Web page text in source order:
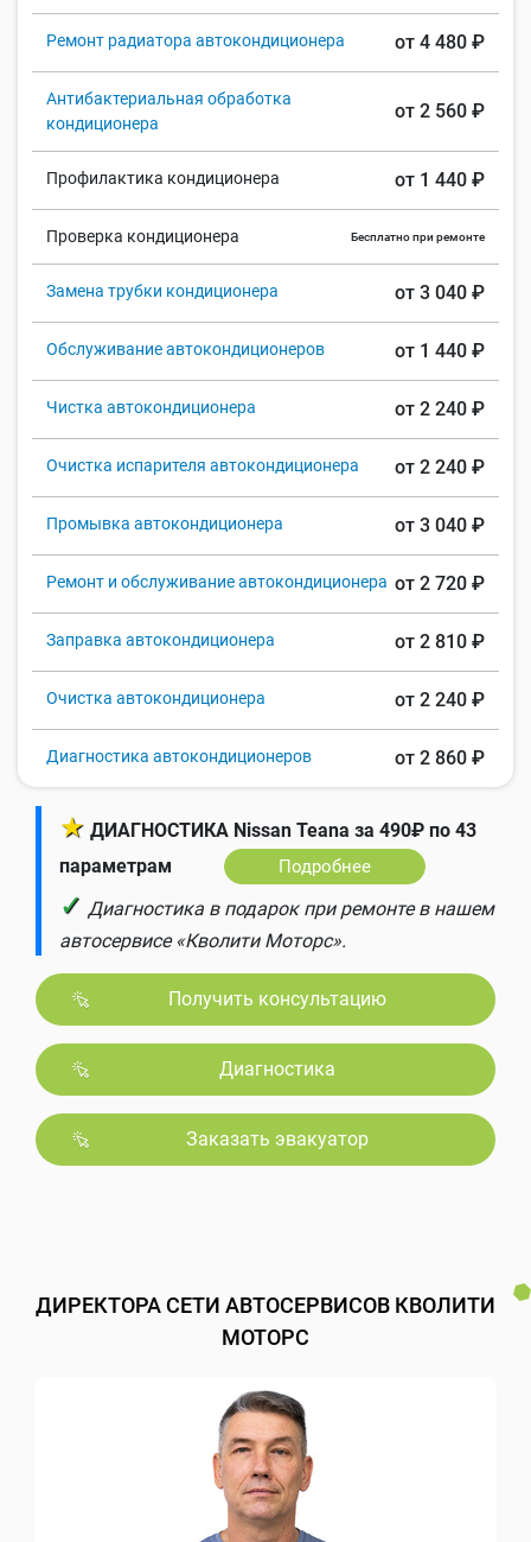
Ремонт радиатора автокондиционера от 4 480 ₽
Антибактериальная обработка
кондиционера
от 2 560 ₽
Профилактика кондиционера от 1 440 ₽
Проверка кондиционера Бесплатно при ремонте
Замена трубки кондиционера от 3 040 ₽
Обслуживание автокондиционеров от 1 440 ₽
Чистка автокондиционера от 2 240 ₽
Очистка испарителя автокондиционера от 2 240 ₽
Промывка автокондиционера от 3 040 ₽
Ремонт и обслуживание автокондиционера от 2 720 ₽
Заправка автокондиционера от 2 810 ₽
Очистка автокондиционера от 2 240 ₽
Диагностика автокондиционеров от 2 860 ₽
★ ДИАГНОСТИКА Nissan Teana за 490₽ по 43
параметрам
Подробнее
✓ Диагностика в подарок при ремонте в нашем
автосервисе «Кволити Моторс».
Получить консультацию
Диагностика
Заказать эвакуатор
ДИРЕКТОРА СЕТИ АВТОСЕРВИСОВ КВОЛИТИ
МОТОРС